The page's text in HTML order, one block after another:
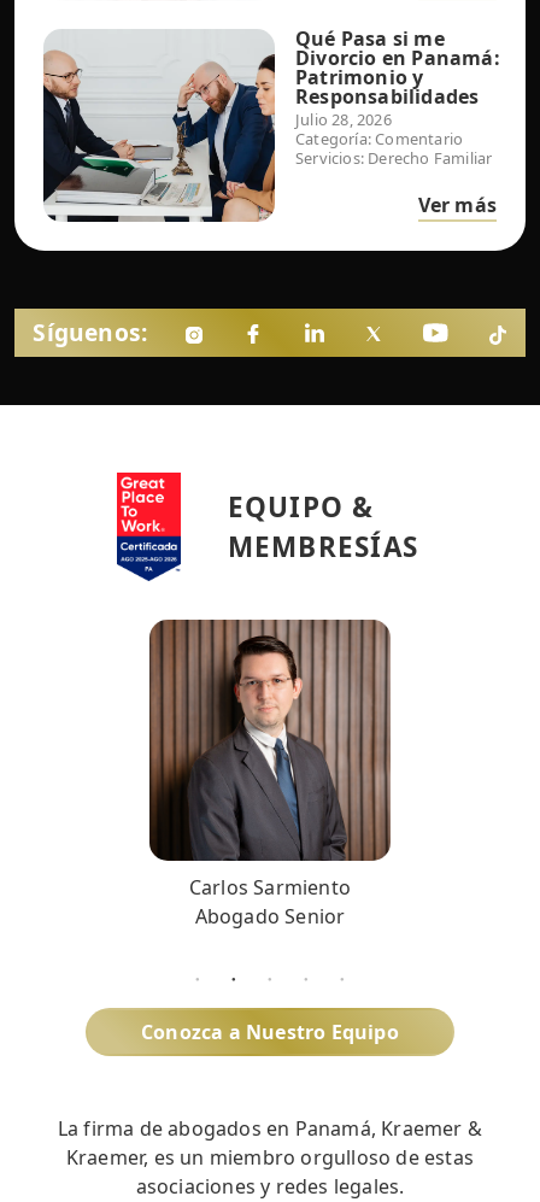
Qué Pasa si me
Divorcio en Panamá:
Patrimonio y
Responsabilidades
Julio 28, 2026
Categoría:Comentario
Servicios: Derecho Familiar
Ver más
Síguenos:
EQUIPO &
MEMBRESÍAS
Carlos Sarmiento
Abogado Senior
Conozca a Nuestro Equipo
La firma de abogados en Panamá, Kraemer &
Kraemer, es un miembro orgulloso de estas
asociaciones y redes legales.